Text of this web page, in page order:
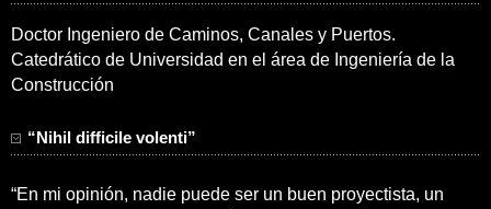
Doctor Ingeniero de Caminos, Canales y Puertos.
Catedrático de Universidad en el área de Ingeniería de la
Construcción
“Nihil difficile volenti”
“En mi opinión, nadie puede ser un buen proyectista, un